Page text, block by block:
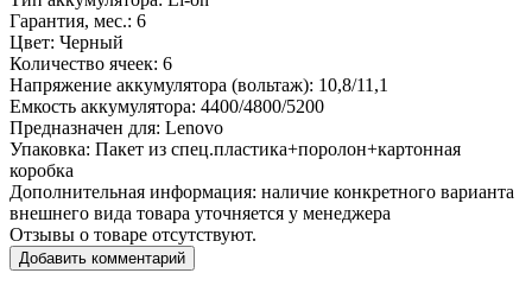
Гарантия, мес.: 6
Цвет: Черный
Количество ячеек: 6
Напряжение аккумулятора (вольтаж): 10,8/11,1
Емкость аккумулятора: 4400/4800/5200
Предназначен для: Lenovo
Упаковка: Пакет из спец.пластика+поролон+картонная
коробка
Дополнительная информация: наличие конкретного варианта
внешнего вида товара уточняется у менеджера
Отзывы о товаре отсутствуют.
Добавить комментарий